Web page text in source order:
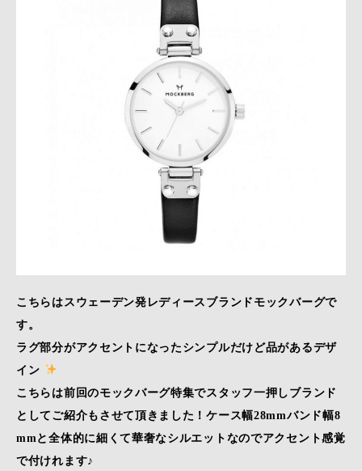
こちらはスウェーデン発レディースブランドモックバーグで
す。
ラグ部分がアクセントになったシンプルだけど品があるデザ
イン
こちらは前回のモックバーグ特集でスタッフ一押しブランド
としてご紹介もさせて頂きました！ケース幅28mmバンド幅8
mmと全体的に細くて華奢なシルエットなのでアクセント感覚
で付けれます♪